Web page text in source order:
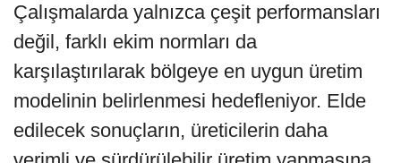
Çalışmalarda yalnızca çeşit performansları
değil, farklı ekim normları da
karşılaştırılarak bölgeye en uygun üretim
modelinin belirlenmesi hedefleniyor. Elde
edilecek sonuçların, üreticilerin daha